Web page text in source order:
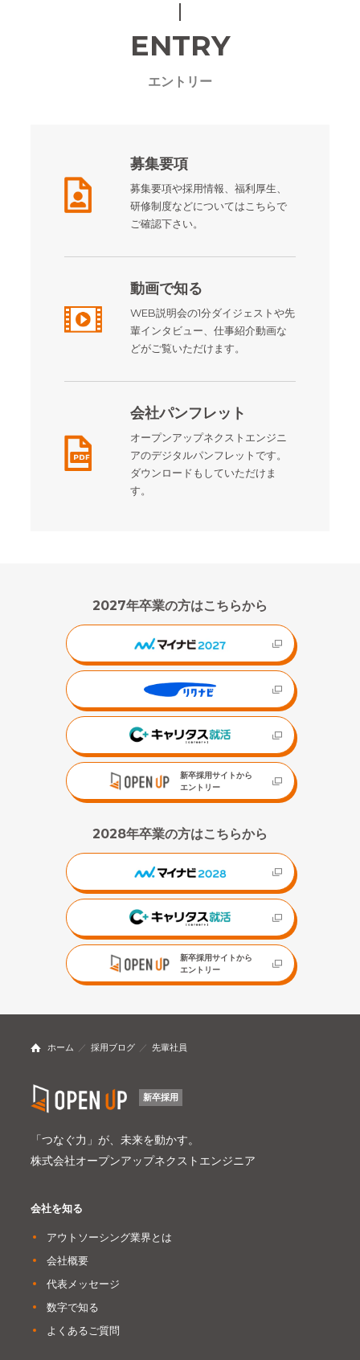
ENTRY
エントリー
募集要項
募集要項や採用情報、福利厚生、
研修制度などについてはこちらで
ご確認下さい。
動画で知る
WEB説明会の1分ダイジェストや先
輩インタビュー、仕事紹介動画な
どがご覧いただけます。
会社パンフレット
オープンアップネクストエンジニ
アのデジタルパンフレットです。
ダウンロードもしていただけま
す。
2027年卒業の方はこちらから
新卒採用サイトから
エントリー
2028年卒業の方はこちらから
新卒採用サイトから
エントリー
ホーム 採用ブログ 先輩社員
会社を知る
アウトソーシング業界とは
会社概要
代表メッセージ
数字で知る
よくあるご質問
新卒採用
「つなぐ力」が、未来を動かす。
株式会社オープンアップネクストエンジニア